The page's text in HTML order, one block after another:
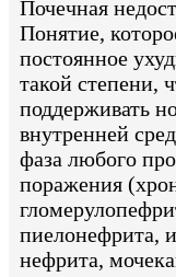
Почечная
Понятие,
постоянное
такой степени,
поддерживать
внутренней
фаза любого
поражения
пиелонефрита,
нефрита,